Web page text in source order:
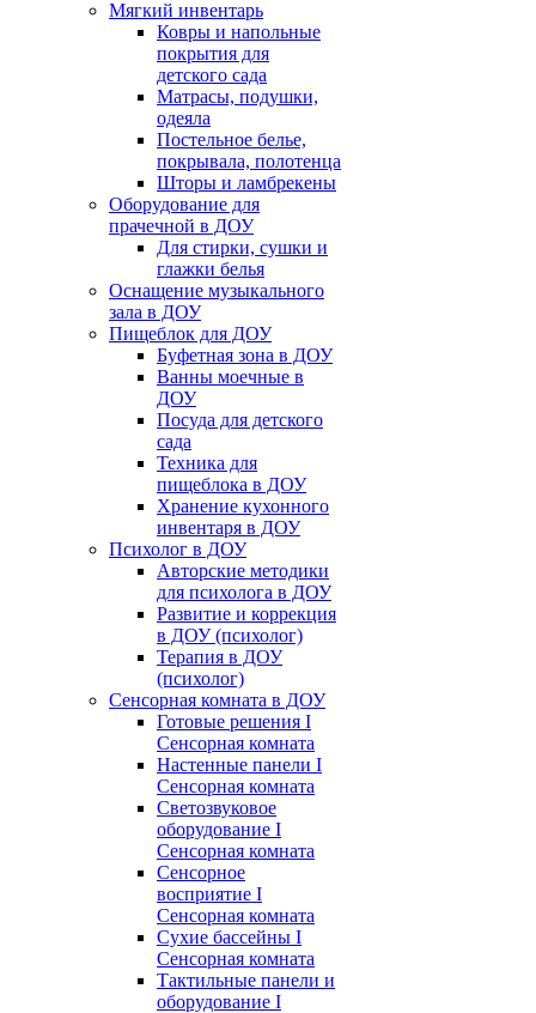
Мягкий инвентарь
Ковры и напольные
покрытия для
детского сада
Матрасы, подушки,
одеяла
Постельное белье,
покрывала, полотенца
Шторы и ламбрекены
Оборудование для
прачечной в ДОУ
Для стирки, сушки и
глажки белья
Оснащение музыкального
зала в ДОУ
Пищеблок для ДОУ
Буфетная зона в ДОУ
Ванны моечные в
ДОУ
Посуда для детского
сада
Техника для
пищеблока в ДОУ
Хранение кухонного
инвентаря в ДОУ
Психолог в ДОУ
Авторские методики
для психолога в ДОУ
Развитие и коррекция
в ДОУ (психолог)
Терапия в ДОУ
(психолог)
Сенсорная комната в ДОУ
Готовые решения I
Сенсорная комната
Настенные панели I
Сенсорная комната
Светозвуковое
оборудование I
Сенсорная комната
Сенсорное
восприятие I
Сенсорная комната
Сухие бассейны I
Сенсорная комната
Тактильные панели и
оборудование I